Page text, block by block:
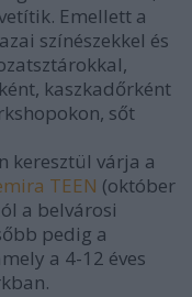
Emellett a
színészekkel és
kaszkadőrként
sőt
keresztül várja a
TEEN (október
a belvárosi
pedig a
a 4-12 éves